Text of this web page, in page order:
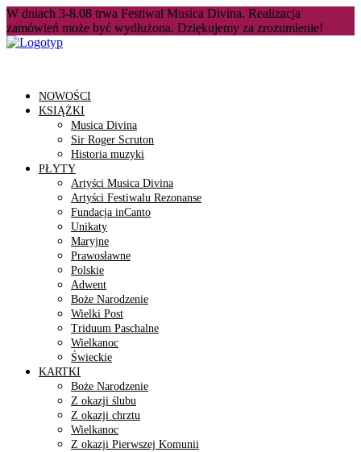
W dniach 3-8.08 trwa Festiwal Musica Divina. Realizacja
zamówień może być wydłużona. Dziękujemy za zrozumienie!
NOWOŚCI
KSIĄŻKI
Musica Divina
Sir Roger Scruton
Historia muzyki
PŁYTY
Artyści Musica Divina
Artyści Festiwalu Rezonanse
Fundacja inCanto
Unikaty
Maryjne
Prawosławne
Polskie
Adwent
Boże Narodzenie
Wielki Post
Triduum Paschalne
Wielkanoc
Świeckie
KARTKI
Boże Narodzenie
Z okazji ślubu
Z okazji chrztu
Wielkanoc
Z okazji Pierwszej Komunii